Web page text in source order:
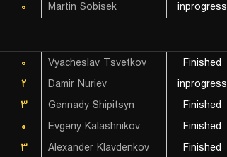
۰ Martin Sobisek inprogress
۰ Vyacheslav Tsvetkov Finished
۲ Damir Nuriev inprogress
۳ Gennady Shipitsyn Finished
۰ Evgeny Kalashnikov Finished
۳ Alexander Klavdenkov Finished